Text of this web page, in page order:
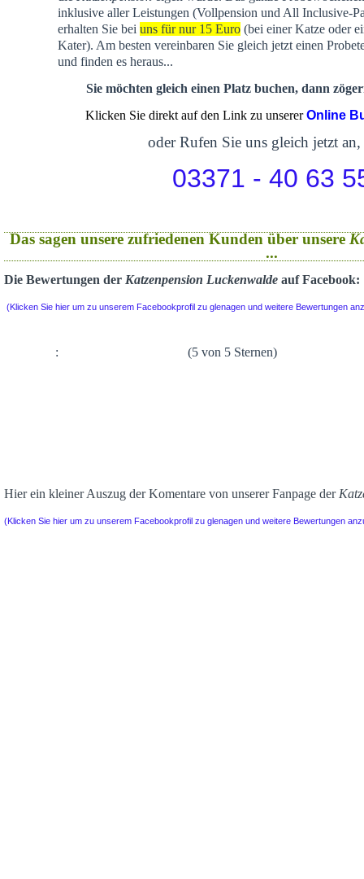
inklusive aller Leistungen (Vollpension und All Inclusive-
erhalten Sie bei uns für nur 15 Euro(bei einer Katze oder
Kater). Am besten vereinbaren Sie gleich jetzt einen
und finden es heraus...
Sie möchten gleich einen Platz buchen, dann
Klicken Sie direkt auf den Link zu unsererOnline
oder Rufen Sie uns gleich jetzt an,
03371 - 40 63
Das sagen unsere zufriedenen Kunden über unsere
...
Die Bewertungen der Katzenpension Luckenwalde auf Facebook:
(Klicken Sie hier um zu unserem Facebookprofil zu glenagen und weitere Bewertungen
: (5 von 5 Sternen)
Hier ein kleiner Auszug der Komentare von unserer Fanpage der
(Klicken Sie hier um zu unserem Facebookprofil zu glenagen und weitere Bewertungen